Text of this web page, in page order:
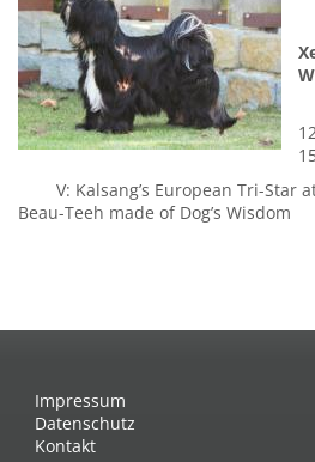
V: Kalsang’s European Tri-Star at
Beau-Teeh made of Dog’s Wisdom
Impressum
Datenschutz
Kontakt